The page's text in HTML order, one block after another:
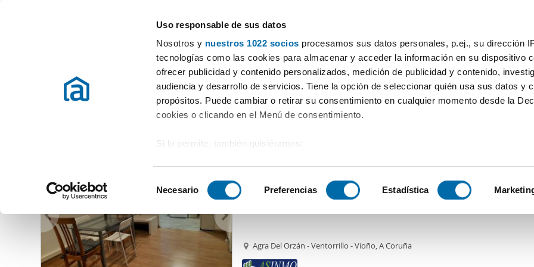
Uso responsable de sus datos
Nosotros y nuestros 1022 socios procesamos sus datos personales, p.ej., su dirección
tecnologías como las cookies para almacenar y acceder la información en su dispositivo
ofrecer publicidad y contenido personalizados, medición de publicidad y contenido,
audiencia y desarrollo de servicios. Tiene la opción de seleccionar quién usa sus datos y
propósitos. Puede cambiar o retirar su consentimiento en cualquier momento desde la
cookies o clicando en el Menú de consentimiento.
Si lo permite, también quisiéramos:
Identificar su dispositivo analizándolo activamente para buscar características
Obtenga más información sobre cómo se procesan sus datos personales y establezca
preferencias en la
en la Declaración de cookies.
e
e
Necesario Preferencias Estadística
Choose city Square meters Bedrooms More filters -
Rent apartment A Coruña Rent Apartments A Coruña
Province (297 Properties)
Alquiler piso Agra del orzán - ventorrillo - vioño
Agra Del Orzán - Ventorrillo - Vioño, A Coruña